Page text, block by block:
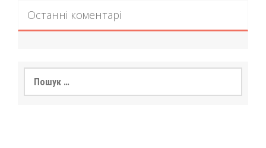
Останні коментарі